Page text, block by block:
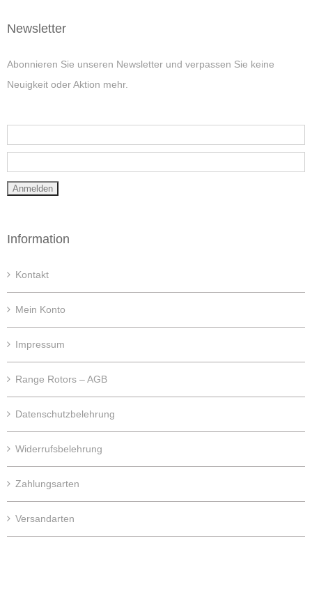
Newsletter
Abonnieren Sie unseren Newsletter und verpassen Sie keine
Neuigkeit oder Aktion mehr.
Information
Kontakt
Mein Konto
Impressum
Range Rotors – AGB
Datenschutzbelehrung
Widerrufsbelehrung
Zahlungsarten
Versandarten